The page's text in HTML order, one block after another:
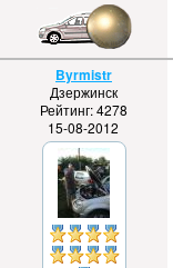
Byrmistr
Дзержинск
Рейтинг: 4278
15-08-2012